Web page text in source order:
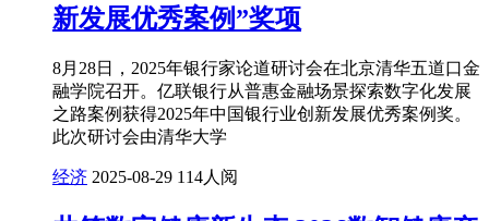
新发展优秀案例”奖项
8月28日，2025年银行家论道研讨会在北京清华五道口金
融学院召开。亿联银行从普惠金融场景探索数字化发展
之路案例获得2025年中国银行业创新发展优秀案例奖。
此次研讨会由清华大学
经济 2025-08-29 114人阅